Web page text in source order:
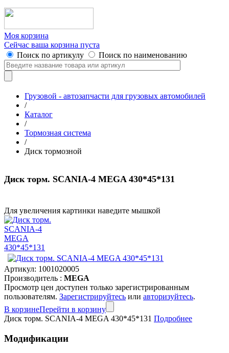
Моя корзина
Сейчас ваша корзина пуста
Поиск по артикулу
Поиск по наименованию
Грузовой - автозапчасти для грузовых автомобилей
/
Каталог
/
Тормозная система
/
Диск тормозной
Диск торм. SCANIA-4 MEGA 430*45*131
Для увеличения картинки наведите мышкой
Артикул: 1001020005
Производитель : MEGA
Просмотр цен доступен только зарегистрированным
пользователям. Зарегистрируйтесь или авторизуйтесь.
В корзинеПерейти в корзину
Диск торм. SCANIA-4 MEGA 430*45*131 Подробнее
Модификации